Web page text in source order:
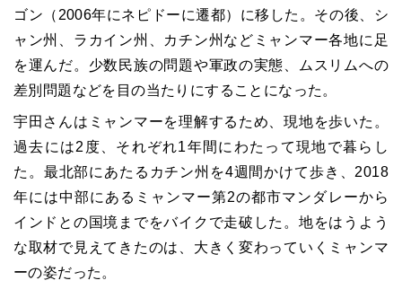
ゴン（2006年にネピドーに遷都）に移した。その後、シ
ャン州、ラカイン州、カチン州などミャンマー各地に足
を運んだ。少数民族の問題や軍政の実態、ムスリムへの
差別問題などを目の当たりにすることになった。
宇田さんはミャンマーを理解するため、現地を歩いた。
過去には2度、それぞれ1年間にわたって現地で暮らし
た。最北部にあたるカチン州を4週間かけて歩き、2018
年には中部にあるミャンマー第2の都市マンダレーから
インドとの国境までをバイクで走破した。地をはうよう
な取材で見えてきたのは、大きく変わっていくミャンマ
ーの姿だった。